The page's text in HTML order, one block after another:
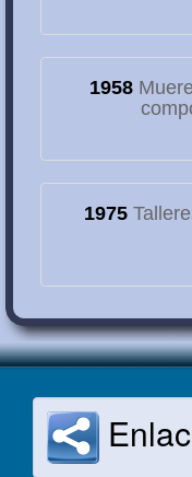
1958
1975